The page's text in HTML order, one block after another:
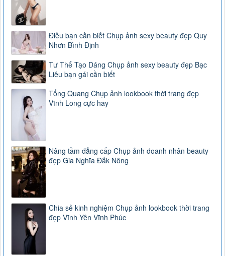
Điều bạn cần biết Chụp ảnh sexy beauty đẹp Quy
Nhơn Bình Định
Tư Thế Tạo Dáng Chụp ảnh sexy beauty đẹp Bạc
Liêu bạn gái cần biết
Tổng Quang Chụp ảnh lookbook thời trang đẹp
Vĩnh Long cực hay
Nâng tầm đẳng cấp Chụp ảnh doanh nhân beauty
đẹp Gia Nghĩa Đắk Nông
Chia sẻ kinh nghiệm Chụp ảnh lookbook thời trang
đẹp Vĩnh Yên Vĩnh Phúc